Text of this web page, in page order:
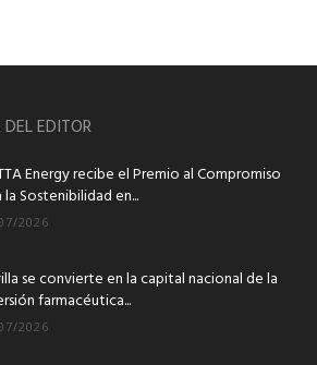
EDITOR
Energy recibe el Premio al Compromiso
Sostenibilidad en...
2026
se convierte en la capital nacional de la
farmacéutica...
2026